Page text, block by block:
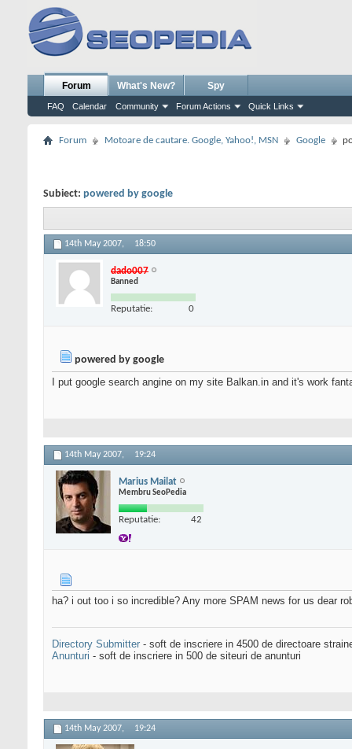
Forum
FAQ Calendar Community Forum Actions Quick Links
What's New? Spy
Forum Motoare de cautare. Google, Yahoo!, MSN Google
Subiect: powered by google
14th May 2007, 18:50
dado007
Banned
Reputatie: 0
powered by google
I put google search angine on my site Balkan.in and it's work
14th May 2007, 19:24
Marius Mailat
Membru SeoPedia
Reputatie: 42
ha? i out too i so incredible? Any more SPAM news for us dear
Directory Submitter - soft de inscriere in 4500 de directoare
Anunturi - soft de inscriere in 500 de siteuri de anunturi
14th May 2007, 19:24